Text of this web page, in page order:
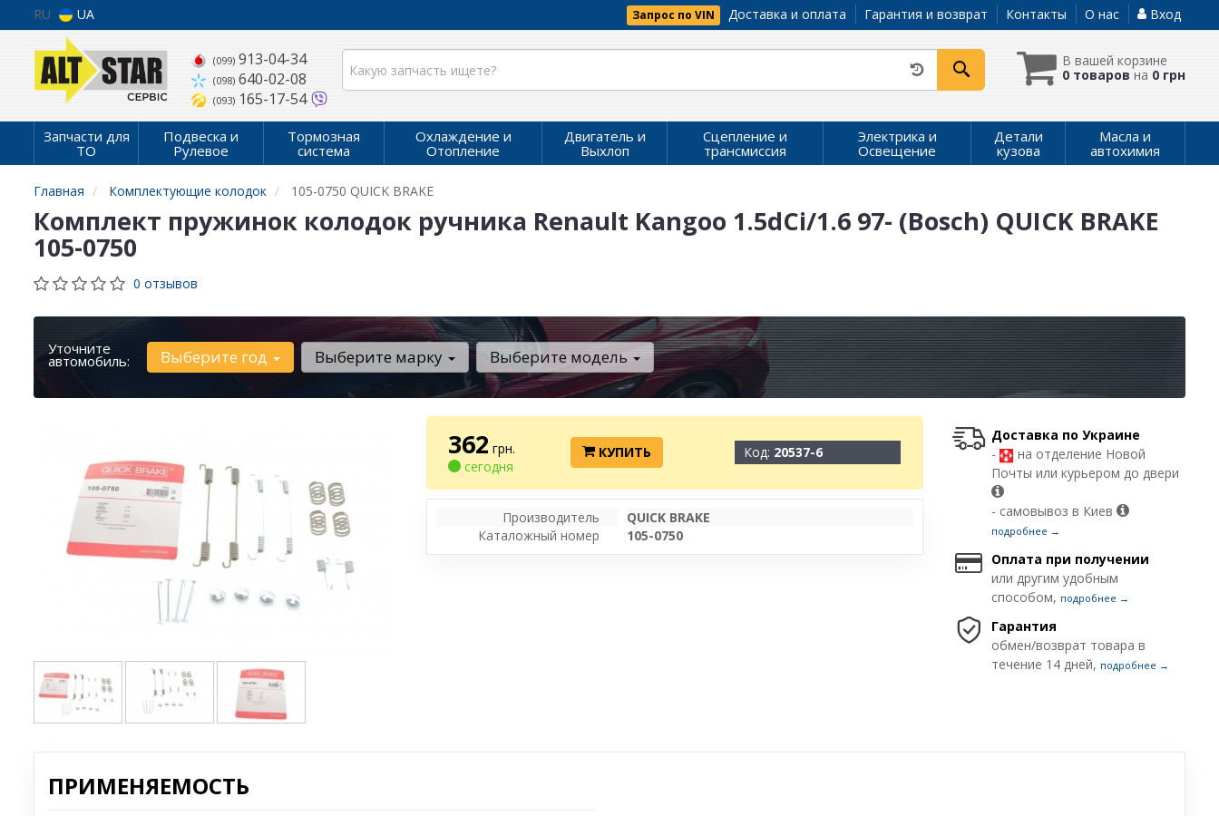
RU UA Запрос по VIN Доставка и оплата Гарантия и возврат Контакты О нас Вход
(099)913-04-34
(098)640-02-08
(093)165-17-54
В вашей корзине
0 товаров на 0 грн
Запчасти для
ТО
Подвеска и
Рулевое
Тормозная
система
Охлаждение и
Отопление
Двигатель и
Выхлоп
Сцепление и
трансмиссия
Электрика и
Освещение
Детали
кузова
Масла и
автохимия
Главная Комплектующие колодок 105-0750 QUICK BRAKE
Комплект пружинок колодок ручника Renault Kangoo 1.5dCi/1.6 97- (Bosch) QUICK BRAKE
105-0750
0 отзывов
Уточните
автомобиль: Выберите год Выберите марку Выберите модель
362 грн.
сегодня
КУПИТЬ Код: 20537-6
Производитель
QUICK BRAKE
Каталожный номер
105-0750
Доставка по Украине
-
на отделение Новой
Почты или курьером до двери
- самовывоз в Киев
подробнее →
Оплата при получении
или другим удобным
способом, подробнее →
Гарантия
обмен/возврат товара в
течение 14 дней, подробнее →
ПРИМЕНЯЕМОСТЬ